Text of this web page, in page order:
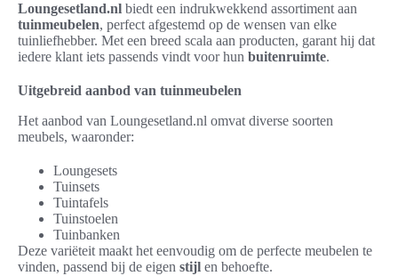
Loungesetland.nl biedt een indrukwekkend assortiment aan
tuinmeubelen, perfect afgestemd op de wensen van elke
tuinliefhebber. Met een breed scala aan producten, garant hij dat
iedere klant iets passends vindt voor hun buitenruimte.
Uitgebreid aanbod van tuinmeubelen
Het aanbod van Loungesetland.nl omvat diverse soorten
meubels, waaronder:
Loungesets
Tuinsets
Tuintafels
Tuinstoelen
Tuinbanken
Deze variëteit maakt het eenvoudig om de perfecte meubelen te
vinden, passend bij de eigen stijl en behoefte.